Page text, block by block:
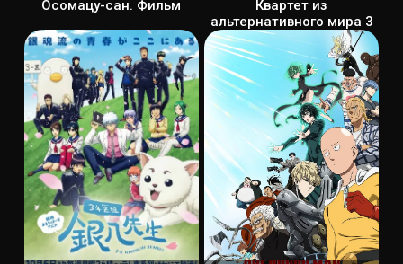
Осомацу-сан. Фильм
Квартет из
альтернативного мира 3